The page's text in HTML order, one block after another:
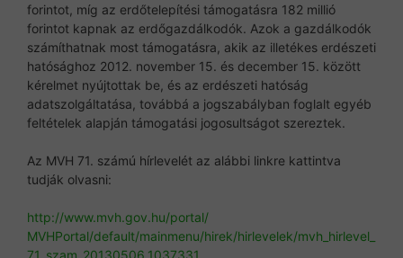
forintot, míg az erdőtelepítési támogatásra 182 millió
forintot kapnak az erdőgazdálkodók. Azok a gazdálkodók
számíthatnak most támogatásra, akik az illetékes erdészeti
hatósághoz 2012. november 15. és december 15. között
kérelmet nyújtottak be, és az erdészeti hatóság
adatszolgáltatása, továbbá a jogszabályban foglalt egyéb
feltételek alapján támogatási jogosultságot szereztek.
Az MVH 71. számú hírlevelét az alábbi linkre kattintva
tudják olvasni:
http://www.mvh.gov.hu/portal/
MVHPortal/default/mainmenu/hirek/hirlevelek/mvh_hirlevel_
71_szam_20130506_1037331